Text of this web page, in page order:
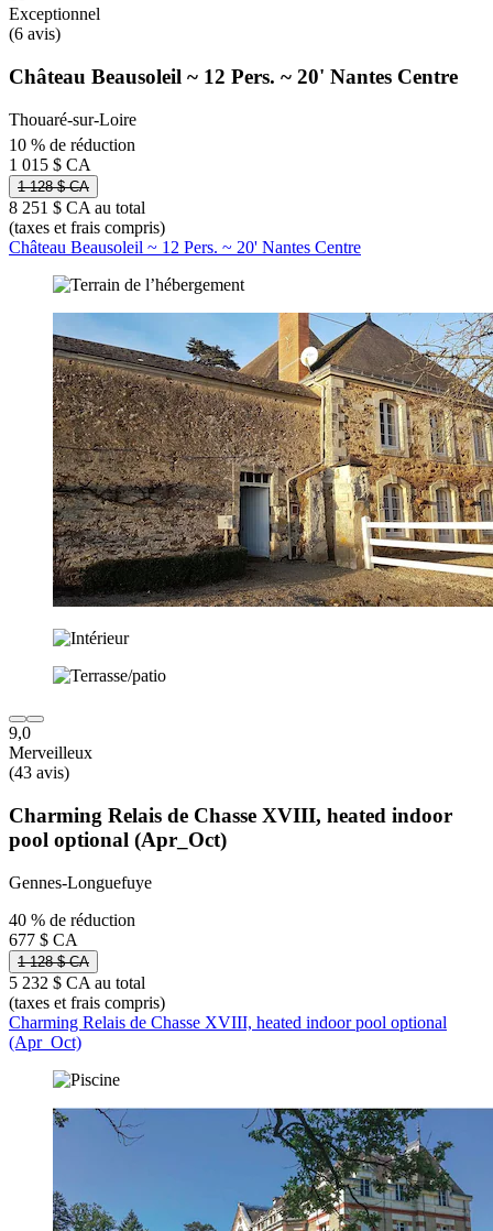
Exceptionnel
(6 avis)
Château Beausoleil ~ 12 Pers. ~ 20' Nantes Centre
Thouaré-sur-Loire
10 % de réduction
1 015 $ CA
1 128 $ CA
8 251 $ CA au total
(taxes et frais compris)
Château Beausoleil ~ 12 Pers. ~ 20' Nantes Centre
9,0
Merveilleux
(43 avis)
Charming Relais de Chasse XVIII, heated indoor
pool optional (Apr_Oct)
Gennes-Longuefuye
40 % de réduction
677 $ CA
1 128 $ CA
5 232 $ CA au total
(taxes et frais compris)
Charming Relais de Chasse XVIII, heated indoor pool optional
(Apr_Oct)